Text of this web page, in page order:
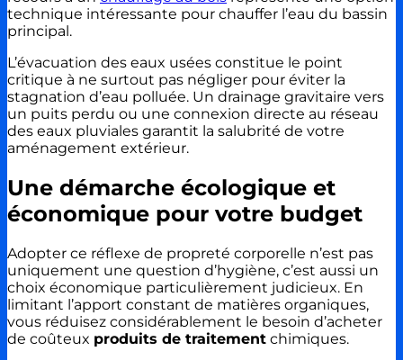
technique intéressante pour chauffer l’eau du bassin
principal.
L’évacuation des eaux usées constitue le point
critique à ne surtout pas négliger pour éviter la
stagnation d’eau polluée. Un drainage gravitaire vers
un puits perdu ou une connexion directe au réseau
des eaux pluviales garantit la salubrité de votre
aménagement extérieur.
Une démarche écologique et
économique pour votre budget
Adopter ce réflexe de propreté corporelle n’est pas
uniquement une question d’hygiène, c’est aussi un
choix économique particulièrement judicieux. En
limitant l’apport constant de matières organiques,
vous réduisez considérablement le besoin d’acheter
de coûteux produits de traitement chimiques.